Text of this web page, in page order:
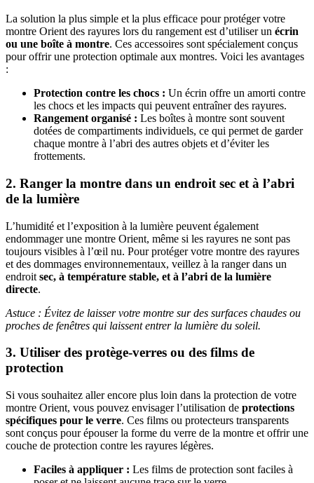
La solution la plus simple et la plus efficace pour protéger votre
montre Orient des rayures lors du rangement est d’utiliser un écrin
ou une boîte à montre. Ces accessoires sont spécialement conçus
pour offrir une protection optimale aux montres. Voici les avantages
:
Protection contre les chocs : Un écrin offre un amorti contre
les chocs et les impacts qui peuvent entraîner des rayures.
Rangement organisé : Les boîtes à montre sont souvent
dotées de compartiments individuels, ce qui permet de garder
chaque montre à l’abri des autres objets et d’éviter les
frottements.
2. Ranger la montre dans un endroit sec et à l’abri
de la lumière
L’humidité et l’exposition à la lumière peuvent également
endommager une montre Orient, même si les rayures ne sont pas
toujours visibles à l’œil nu. Pour protéger votre montre des rayures
et des dommages environnementaux, veillez à la ranger dans un
endroit sec, à température stable, et à l’abri de la lumière
directe.
Astuce : Évitez de laisser votre montre sur des surfaces chaudes ou
proches de fenêtres qui laissent entrer la lumière du soleil.
3. Utiliser des protège-verres ou des films de
protection
Si vous souhaitez aller encore plus loin dans la protection de votre
montre Orient, vous pouvez envisager l’utilisation de protections
spécifiques pour le verre. Ces films ou protecteurs transparents
sont conçus pour épouser la forme du verre de la montre et offrir une
couche de protection contre les rayures légères.
Faciles à appliquer : Les films de protection sont faciles à